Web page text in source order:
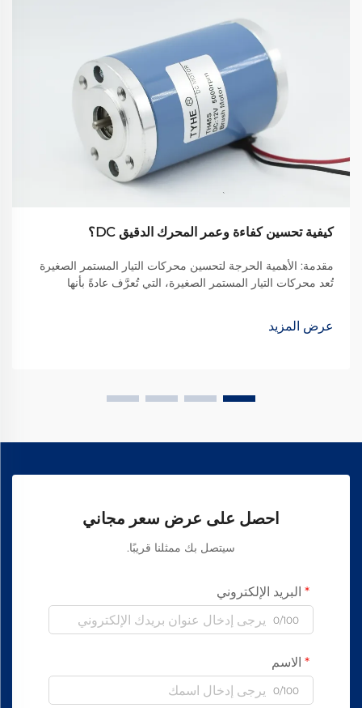
كيفية تحسين كفاءة وعمر المحرك الدقيق DC؟
مقدمة: الأهمية الحرجة لتحسين محركات التيار المستمر الصغيرة
تُعد محركات التيار المستمر الصغيرة، التي تُعرَّف عادةً بأنها
تطبيقات التكنولوجيا الحديثة. من الأجهزة الطبية الدقيقة إلى ...
عرض المزيد
احصل على عرض سعر مجاني
سيتصل بك ممثلنا قريبًا.
البريد الإلكتروني
0/100
الاسم
0/100